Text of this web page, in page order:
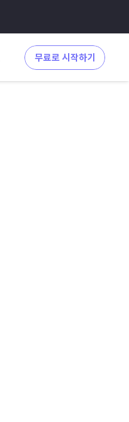
무료로 시작하기